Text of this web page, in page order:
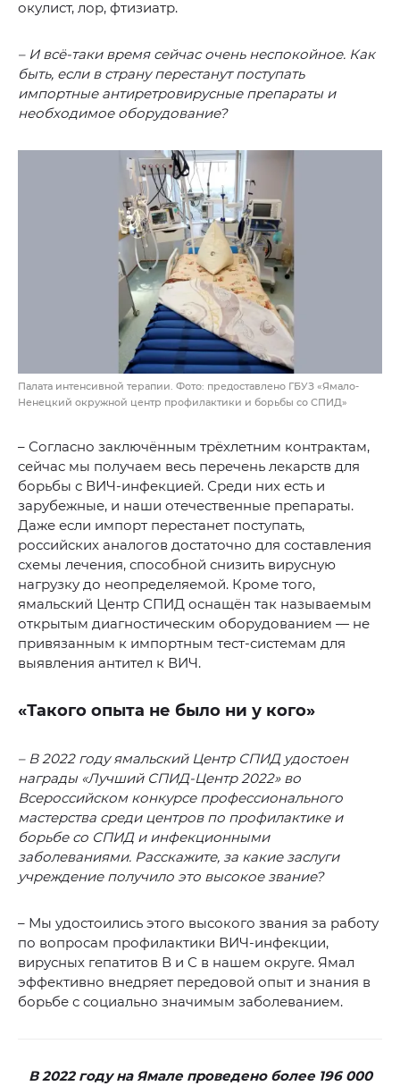
окулист, лор, фтизиатр.
– И всё-таки время сейчас очень неспокойное. Как
быть, если в страну перестанут поступать
импортные антиретровирусные препараты и
необходимое оборудование?
Палата интенсивной терапии. Фото: предоставлено ГБУЗ «Ямало-
Ненецкий окружной центр профилактики и борьбы со СПИД»
– Согласно заключённым трёхлетним контрактам,
сейчас мы получаем весь перечень лекарств для
борьбы с ВИЧ-инфекцией. Среди них есть и
зарубежные, и наши отечественные препараты.
Даже если импорт перестанет поступать,
российских аналогов достаточно для составления
схемы лечения, способной снизить вирусную
нагрузку до неопределяемой. Кроме того,
ямальский Центр СПИД оснащён так называемым
открытым диагностическим оборудованием — не
привязанным к импортным тест-системам для
выявления антител к ВИЧ.
«Такого опыта не было ни у кого»
– В 2022 году ямальский Центр СПИД удостоен
награды «Лучший СПИД-Центр 2022» во
Всероссийском конкурсе профессионального
мастерства среди центров по профилактике и
борьбе со СПИД и инфекционными
заболеваниями. Расскажите, за какие заслуги
учреждение получило это высокое звание?
– Мы удостоились этого высокого звания за работу
по вопросам профилактики ВИЧ-инфекции,
вирусных гепатитов В и С в нашем округе. Ямал
эффективно внедряет передовой опыт и знания в
борьбе с социально значимым заболеванием.
В 2022 году на Ямале проведено более 196 000